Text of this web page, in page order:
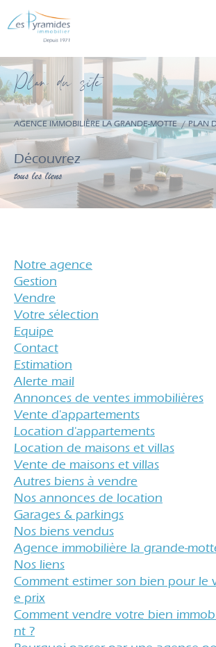
Pla du sie
AGENCE IMMOBILIÈRE LA GRANDE-MOTTE PLAN
Découvrez
tous les liens
notre agence
gestion
vendre
votre sélection
equipe
contact
estimation
alerte mail
annonces de ventes immobilières
vente d'appartements
location d'appartements
location de maisons et villas
vente de maisons et villas
autres biens à vendre
nos annonces de location
garages & parkings
nos biens vendus
agence immobilière la grande-
nos liens
comment estimer son bien pour le vendre au just
e prix
comment vendre votre bien immobilier rapideme
nt ?